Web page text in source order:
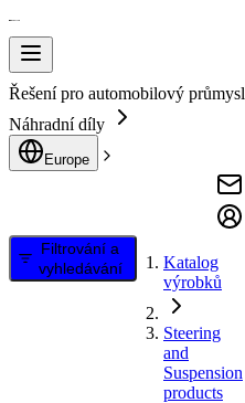
Řešení pro automobilový průmysl
Náhradní díly
Europe
Filtrování a
vyhledávání
Katalog
výrobků
Steering
and
Suspension
products